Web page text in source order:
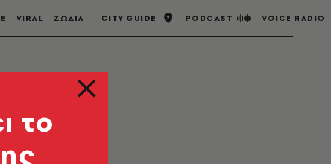
VIRAL ΖΩΔΙΑ CITY GUIDE PODCAST VOICE RADIO
το